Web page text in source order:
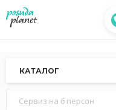
КАТАЛОГ
Сервиз на 6 персон